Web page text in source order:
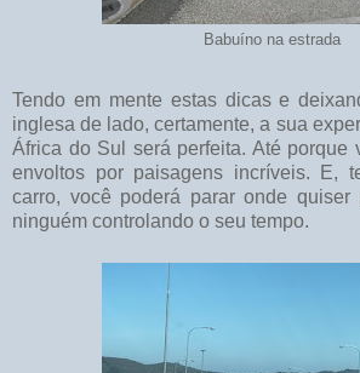
Babuíno na estrada
Tendo em mente estas dicas e
inglesa de lado, certamente, a sua
África do Sul será perfeita. Até porque
envoltos por paisagens incríveis. E,
carro, você poderá parar onde quiser
ninguém controlando o seu tempo.